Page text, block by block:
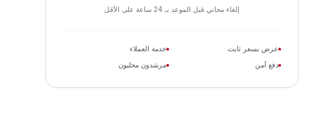
إلغاء مجاني قبل الموعد بـ 24 ساعة على الأقل
عرض بسعر ثابت
خدمة العملاء
دفع آمن
مرشدون محليون